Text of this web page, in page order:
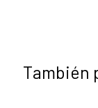
También